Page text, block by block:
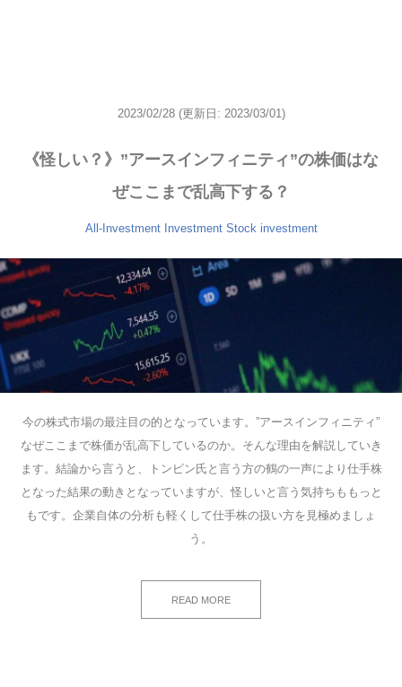
2023/02/28 (更新日: 2023/03/01)
《怪しい？》”アースインフィニティ”の株価はな
ぜここまで乱高下する？
All-Investment Investment Stock investment
今の株式市場の最注目の的となっています。”アースインフィニティ”
なぜここまで株価が乱高下しているのか。そんな理由を解説していき
ます。結論から言うと、トンピン氏と言う方の鶴の一声により仕手株
となった結果の動きとなっていますが、怪しいと言う気持ちももっと
もです。企業自体の分析も軽くして仕手株の扱い方を見極めましょ
う。
READ MORE